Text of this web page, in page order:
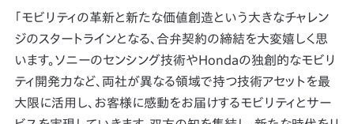
「モビリティの革新と新たな価値創造という大きなチャレン
ジのスタートラインとなる、合弁契約の締結を大変嬉しく思
います。ソニーのセンシング技術やHondaの独創的なモビリ
ティ開発力など、両社が異なる領域で持つ技術アセットを最
大限に活用し、お客様に感動をお届けするモビリティとサー